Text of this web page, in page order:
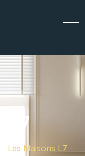
L7
Les Maisons L7